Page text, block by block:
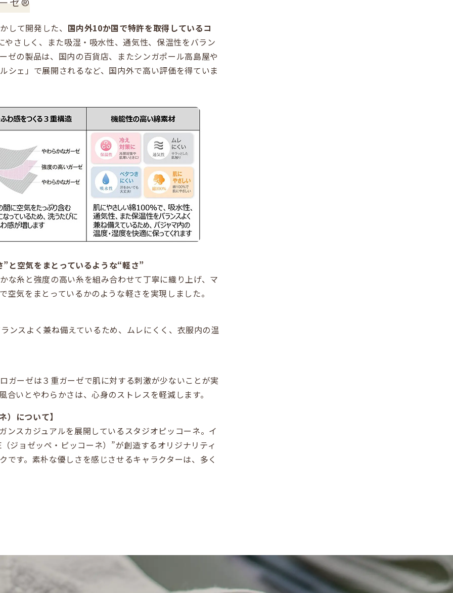
して開発した、 国内外10か国で特許を取得しているコ
やさしく、また吸湿・吸水性、通気性、保温性をバラン
ゼの製品は、国内の百貨店、またシンガポール高島屋や
シェ」で展開されるなど、国内外で高い評価を得ていま
と空気をまとっているような“軽さ”
な糸と強度の高い糸を組み合わせて丁寧に織り上げ、マ
気をまとっているかのような軽さを実現しました。
ンスよく兼ね備えているため、ムレにくく、衣服内の温
ガーゼは３重ガーゼで肌に対する刺激が少ないことが実
いとやわらかさは、心身のストレスを軽減します。
について】
ンスカジュアルを展開しているスタジオピッコーネ。イ
ジョゼッペ・ピッコーネ）”が創造するオリジナリティ
です。素朴な優しさを感じさせるキャラクターは、多く